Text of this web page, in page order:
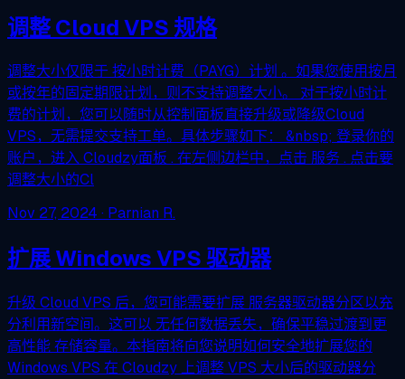
调整 Cloud VPS 规格
调整大小仅限于 按小时计费（PAYG）计划 。如果您使用按月
或按年的固定期限计划，则不支持调整大小。 对于按小时计
费的计划，您可以随时从控制面板直接升级或降级Cloud
VPS，无需提交支持工单。具体步骤如下： &nbsp; 登录你的
账户，进入 Cloudzy面板 . 在左侧边栏中，点击 服务 . 点击要
调整大小的Cl
Nov 27, 2024 · Parnian R.
扩展 Windows VPS 驱动器
升级 Cloud VPS 后，您可能需要扩展 服务器驱动器分区以充
分利用新空间。这可以 无任何数据丢失，确保平稳过渡到更
高性能 存储容量。本指南将向您说明如何安全地扩展您的
Windows VPS 在 Cloudzy 上调整 VPS 大小后的驱动器分